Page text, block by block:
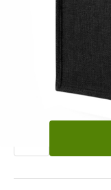
4,45 €